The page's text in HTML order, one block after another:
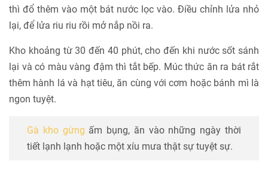
thì đổ thêm vào một bát nước lọc vào. Điều chỉnh lửa nhỏ
lại, để lửa riu riu rồi mở nắp nồi ra.
Kho khoảng từ 30 đến 40 phút, cho đến khi nước sốt sánh
lại và có màu vàng đậm thì tắt bếp. Múc thức ăn ra bát rắt
thêm hành lá và hạt tiêu, ăn cùng với cơm hoặc bánh mì là
ngon tuyệt.
Gà kho gừng ấm bụng, ăn vào những ngày thời
tiết lạnh lạnh hoặc một xíu mưa thật sự tuyệt sự.